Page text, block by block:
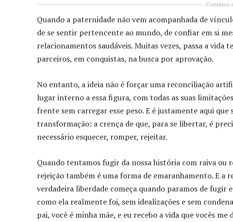
Continua
Quando a paternidade não vem acompanhada de
de se sentir pertencente ao mundo, de confiar em si
relacionamentos saudáveis. Muitas vezes, passa a
parceiros, em conquistas, na busca por aprovação.
No entanto, a ideia não é forçar uma reconciliação
lugar interno a essa figura, com todas as suas
frente sem carregar esse peso. E é justamente aqui
transformação: a crença de que, para se libertar, é
necessário esquecer, romper, rejeitar.
Quando tentamos fugir da nossa história com raiva ou
rejeição também é uma forma de emaranhamento. E
verdadeira liberdade começa quando paramos de fugir
como ela realmente foi, sem idealizações e sem
pai, você é minha mãe, e eu recebo a vida que vocês